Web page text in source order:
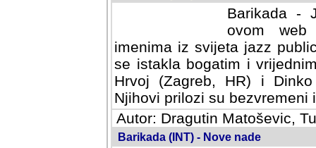
Barikada -
ovom web
imenima iz svijeta jazz
se istakla bogatim i
Hrvoj (Zagreb, HR) i
Njihovi prilozi su bezvremeni
Autor: Dragutin Matoševic,
Barikada (INT) - Nove nade